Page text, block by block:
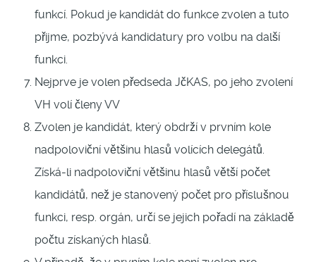
funkcí. Pokud je kandidát do funkce zvolen a tuto
přijme, pozbývá kandidatury pro volbu na další
funkci.
Nejprve je volen předseda JčKAS, po jeho zvolení
VH volí členy VV
Zvolen je kandidát, který obdrží v prvním kole
nadpoloviční většinu hlasů volících delegátů.
Získá-li nadpoloviční většinu hlasů větší počet
kandidátů, než je stanovený počet pro příslušnou
funkci, resp. orgán, určí se jejich pořadí na základě
počtu získaných hlasů.